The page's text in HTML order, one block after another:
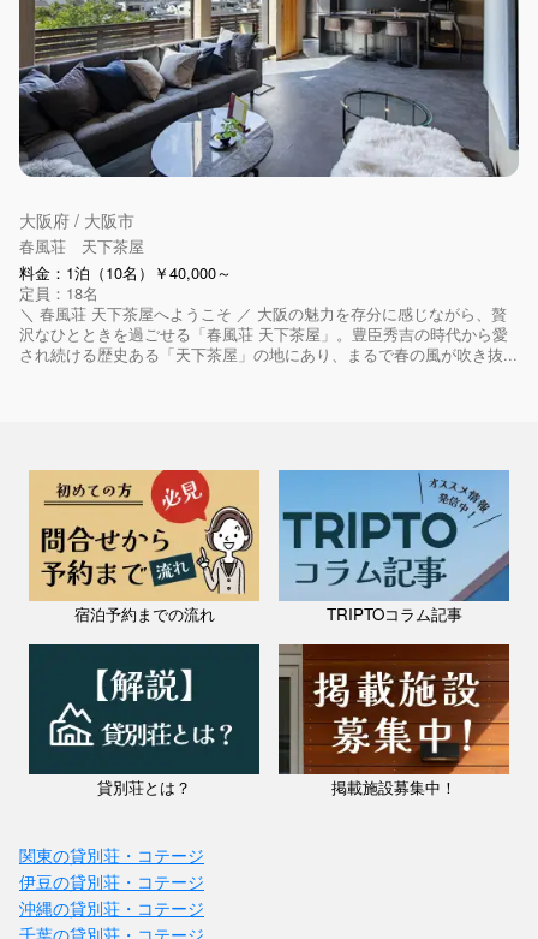
大阪府 / 大阪市
春風荘 天下茶屋
料金：1泊（10名）￥40,000～
定員：18名
＼ 春風荘 天下茶屋へようこそ ／ 大阪の魅力を存分に感じながら、贅
沢なひとときを過ごせる「春風荘 天下茶屋」。豊臣秀吉の時代から愛
され続ける歴史ある「天下茶屋」の地にあり、まるで春の風が吹き抜...
宿泊予約までの流れ TRIPTOコラム記事
貸別荘とは？ 掲載施設募集中！
関東の貸別荘・コテージ
伊豆の貸別荘・コテージ
沖縄の貸別荘・コテージ
千葉の貸別荘・コテージ